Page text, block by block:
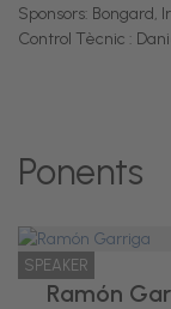
Sponsors: Bongard,
Control Tècnic :
Ponents
SPEAKER
Ramón